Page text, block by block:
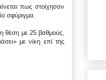
πως στοίχησαν
σφύριγμα.
θέση με 25 βαθμούς,
με νίκη επί της